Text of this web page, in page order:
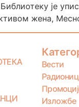
је
жена,
Вести
Изложбе